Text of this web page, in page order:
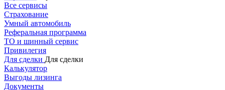
Все сервисы
Страхование
Умный автомобиль
Реферальная программа
ТО и шинный сервис
Привилегия
Для сделки Для сделки
Калькулятор
Выгоды лизинга
Документы